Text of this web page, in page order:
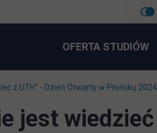
nawigacje
OFERTA STUDIÓW
z UTH" - Dzień Otwarty w Płońsku 2024
jest